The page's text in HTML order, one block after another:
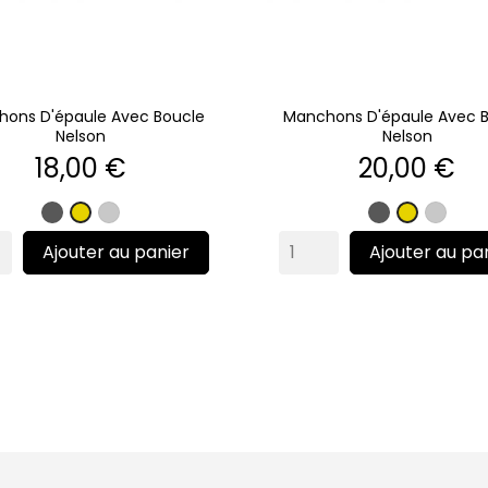
D'épaule Avec Boucle
Nelson
Prix
18,00 €
GrisOr Argent
Ajouter au panier
Manchons D'épaule Avec
Nelson
Prix
20,00 €
GrisOr Argent
Ajouter au